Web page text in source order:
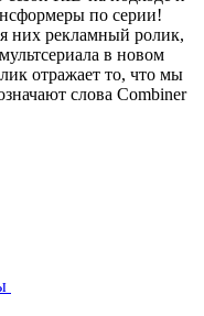
по серии!
них рекламный ролик,
в новом
отражает то, что мы
слова Combiner